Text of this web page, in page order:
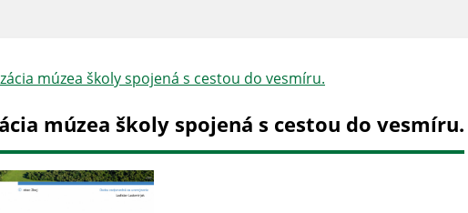
múzea školy spojená s cestou do vesmíru.
múzea školy spojená s cestou do vesmíru.